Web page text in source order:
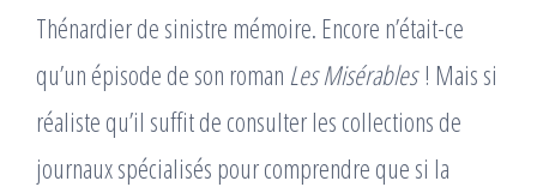
Thénardier de sinistre mémoire. Encore n’était-ce
qu’un épisode de son roman Les Misérables ! Mais si
réaliste qu’il suffit de consulter les collections de
journaux spécialisés pour comprendre que si la